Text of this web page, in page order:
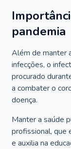
pandemia
Além de manter
infecções, o
procurado
a combater o
doença.
Manter a saúde
profissional, que
e auxilia na